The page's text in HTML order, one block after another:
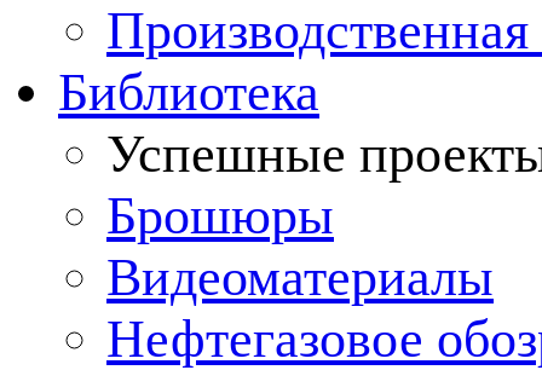
Производственная
Библиотека
Успешные
Брошюры
Видеоматериалы
Нефтегазовое